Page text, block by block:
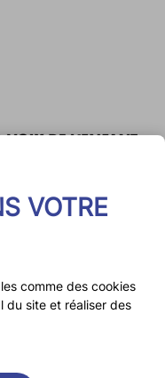
VOTRE
comme des cookies
du site et réaliser des